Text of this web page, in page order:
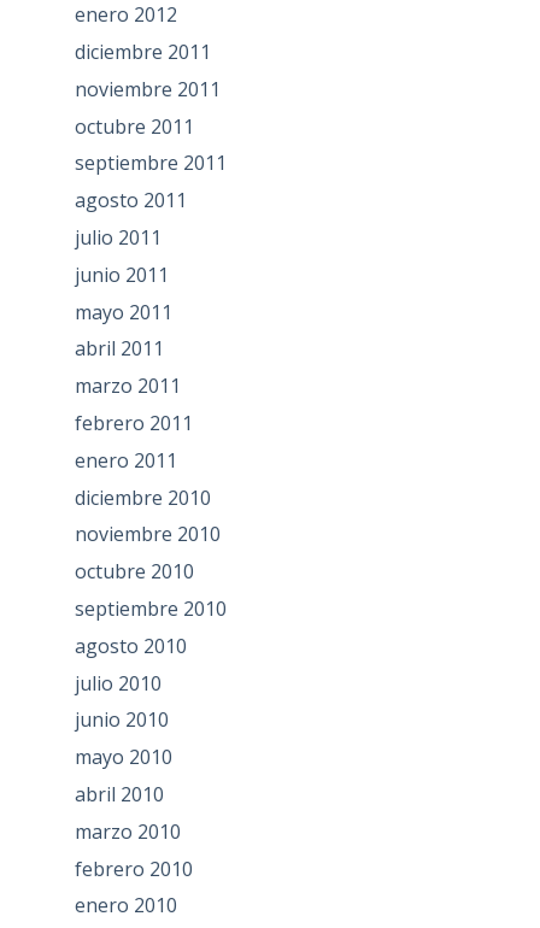
enero 2012
diciembre 2011
noviembre 2011
octubre 2011
septiembre 2011
agosto 2011
julio 2011
junio 2011
mayo 2011
abril 2011
marzo 2011
febrero 2011
enero 2011
diciembre 2010
noviembre 2010
octubre 2010
septiembre 2010
agosto 2010
julio 2010
junio 2010
mayo 2010
abril 2010
marzo 2010
febrero 2010
enero 2010